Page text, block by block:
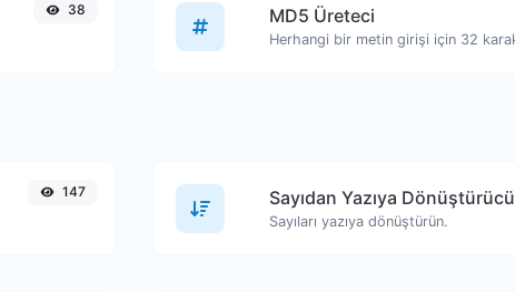
38 MD5 Üreteci
147 Sayıdan Yazıya Dönüştürücü
Sayıları yazıya dönüştürün.